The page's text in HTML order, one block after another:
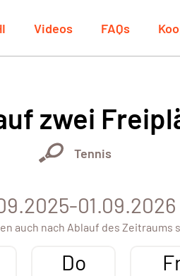
Videos FAQs
zwei
Tennis
01.09.2026
auch nach Ablauf des Zeitraums
Do